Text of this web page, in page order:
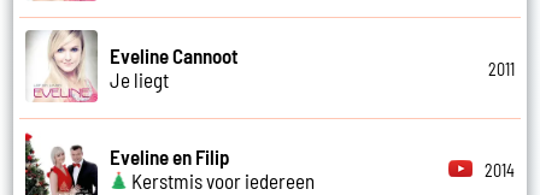
Eveline Cannoot
Je liegt
2011
Eveline en Filip
Kerstmis voor iedereen
2014